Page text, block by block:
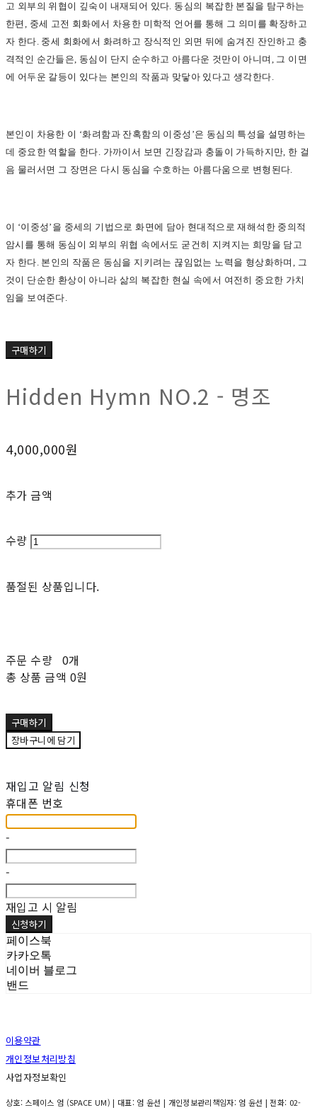
고 외부의 위협이 깊숙이 내재되어 있다. 동심의 복잡한 본질을 탐구하는
한편, 중세 고전 회화에서 차용한 미학적 언어를 통해 그 의미를 확장하고
자 한다. 중세 회화에서 화려하고 장식적인 외면 뒤에 숨겨진 잔인하고 충
격적인 순간들은, 동심이 단지 순수하고 아름다운 것만이 아니며, 그 이면
에 어두운 갈등이 있다는 본인의 작품과 맞닿아 있다고 생각한다.
본인이 차용한 이 ‘화려함과 잔혹함의 이중성’은 동심의 특성을 설명하는
데 중요한 역할을 한다. 가까이서 보면 긴장감과 충돌이 가득하지만, 한 걸
음 물러서면 그 장면은 다시 동심을 수호하는 아름다움으로 변형된다.
이 ‘이중성’을 중세의 기법으로 화면에 담아 현대적으로 재해석한 중의적
암시를 통해 동심이 외부의 위협 속에서도 굳건히 지켜지는 희망을 담고
자 한다. 본인의 작품은 동심을 지키려는 끊임없는 노력을 형상화하며, 그
것이 단순한 환상이 아니라 삶의 복잡한 현실 속에서 여전히 중요한 가치
임을 보여준다.
구매하기
Hidden Hymn NO.2 - 명조
4,000,000원
추가 금액
수량
품절된 상품입니다.
주문 수량 0개
총 상품 금액 0원
구매하기
장바구니에 담기
재입고 알림 신청
휴대폰 번호
-
-
재입고 시 알림
신청하기
페이스북
카카오톡
네이버 블로그
밴드
이용약관
개인정보처리방침
사업자정보확인
상호: 스페이스 엄 (SPACE UM) | 대표: 엄 윤선 | 개인정보관리책임자: 엄 윤선 | 전화: 02-